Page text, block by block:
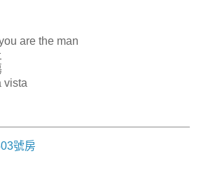
are the man
vista
號房